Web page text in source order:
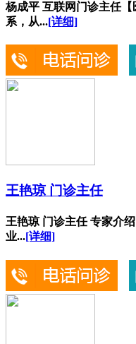
杨成平 互联网门诊主任
系，从...[详细]
王艳琼 门诊主任
王艳琼 门诊主任 专家介
业...[详细]